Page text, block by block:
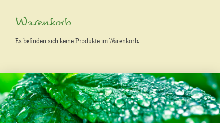
Warenkorb
Es befinden sich keine Produkte im Warenkorb.